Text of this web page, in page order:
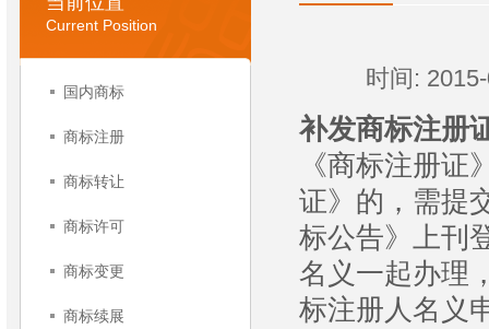
Current Position
国内商标
商标注册
商标转让
商标许可
商标变更
商标续展
时间:
补发商标注册
《商标注册
证》的，需提
标公告》上刊
名义一起办理
标注册人名义